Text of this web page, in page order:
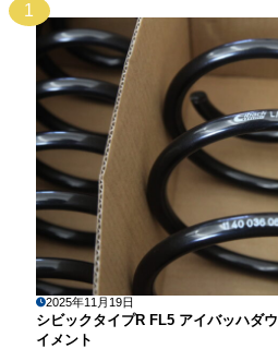
1
2025年11月19日
シビックタイプR FL5 アイバッハダ
イメント